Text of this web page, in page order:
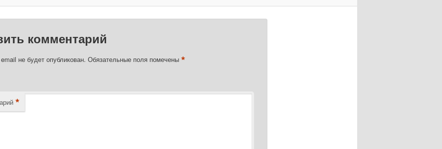
комментарий
не будет опубликован. Обязательные поля помечены *
*